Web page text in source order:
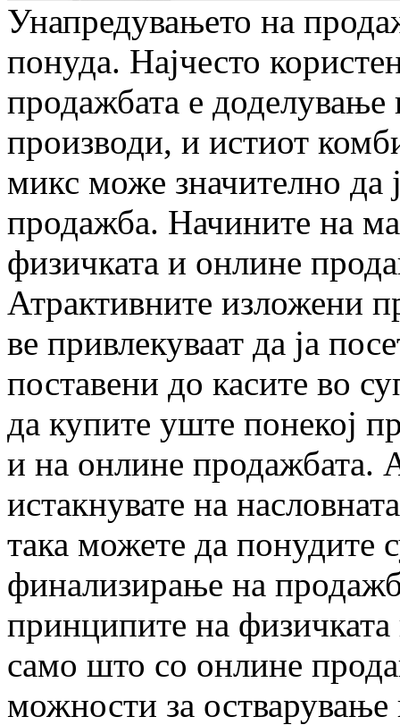
Унапредувањето на
понуда. Најчесто
продажбата е
производи, и истиот
микс може значително да
продажба. Начините на
физичката и онлине
Атрактивните изложени
ве привлекуваат да ја
поставени до касите во
да купите уште понекој
и на онлине продажбата.
истакнувате на
така можете да понудите
финализирање на
принципите на
само што со онлине
можности за